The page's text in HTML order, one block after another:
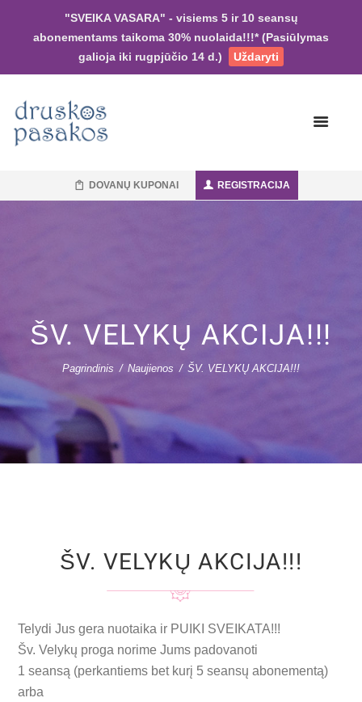
"SVEIKA VASARA" - visiems 5 ir 10 seansų
abonementams taikoma 30% nuolaida!!!* (Pasiūlymas
galioja iki rugpjūčio 14 d.)
Uždaryti
DOVANŲ KUPONAI REGISTRACIJA
ŠV. VELYKŲ AKCIJA!!!
Pagrindinis Naujienos ŠV. VELYKŲ AKCIJA!!!
ŠV. VELYKŲ AKCIJA!!!
Telydi Jus gera nuotaika ir PUIKI SVEIKATA!!!
Šv. Velykų proga norime Jums padovanoti
1 seansą (perkantiems bet kurį 5 seansų abonementą)
arba